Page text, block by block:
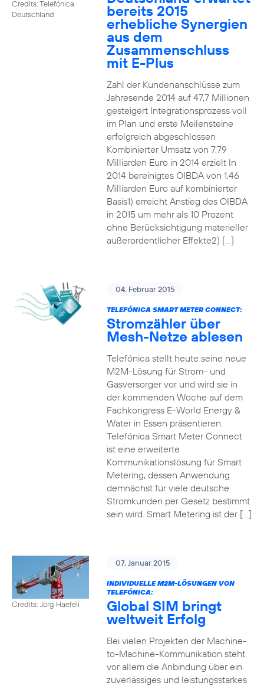
Credits: Telefónica
Deutschland
bereits 2015
erhebliche Synergien
aus dem
Zusammenschluss
mit E-Plus
Zahl der Kundenanschlüsse zum
Jahresende 2014 auf 47,7 Millionen
gesteigert Integrationsprozess voll
im Plan und erste Meilensteine
erfolgreich abgeschlossen
Kombinierter Umsatz von 7,79
Milliarden Euro in 2014 erzielt In
2014 bereinigtes OIBDA von 1,46
Milliarden Euro auf kombinierter
Basis1) erreicht Anstieg des OIBDA
in 2015 um mehr als 10 Prozent
ohne Berücksichtigung materieller
außerordentlicher Effekte2) […]
04. Februar 2015
TELEFÓNICA SMART METER CONNECT:
Stromzähler über
Mesh-Netze ablesen
Telefónica stellt heute seine neue
M2M-Lösung für Strom- und
Gasversorger vor und wird sie in
der kommenden Woche auf dem
Fachkongress E-World Energy &
Water in Essen präsentieren:
Telefónica Smart Meter Connect
ist eine erweiterte
Kommunikationslösung für Smart
Metering, dessen Anwendung
demnächst für viele deutsche
Stromkunden per Gesetz bestimmt
sein wird. Smart Metering ist der […]
Credits: Jörg Haefeli
07. Januar 2015
INDIVIDUELLE M2M-LÖSUNGEN VON
TELEFÓNICA:
Global SIM bringt
weltweit Erfolg
Bei vielen Projekten der Machine-
to-Machine-Kommunikation steht
vor allem die Anbindung über ein
zuverlässiges und leistungsstarkes